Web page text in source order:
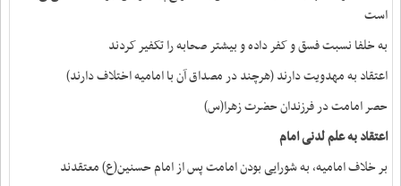
است
به خلفا نسبت فسق و کفر داده و بیشتر صحابه را تکفیر کردند
اعتقاد به مهدویت دارند (هرچند در مصداق آن با امامیه اختلاف دارند)
حصر امامت در فرزندان حضرت زهرا(س)
اعتقاد به علم لدنی امام
بر خلاف امامیه، به شورایی بودن امامت پس از امام حسنین(ع) معتقدند